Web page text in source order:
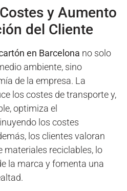
y Aumento
del Cliente
en Barcelona no solo
ambiente, sino
de la empresa. La
los costes de transporte y,
optimiza el
los costes
los clientes valoran
materiales reciclables, lo
la marca y fomenta una